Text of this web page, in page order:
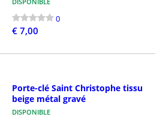
0
€ 7,00
Porte-clé Saint Christophe tissu
beige métal gravé
DISPONIBLE